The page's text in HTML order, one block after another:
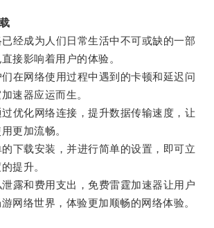
成为人们日常生活中不可或缺的一部
接影响着用户的体验。
网络使用过程中遇到的卡顿和延迟问
速器应运而生。
化网络连接，提升数据传输速度，让
更加流畅。
载安装，并进行简单的设置，即可立
提升。
和费用支出，免费雷霆加速器让用户
网络世界，体验更加顺畅的网络体验。